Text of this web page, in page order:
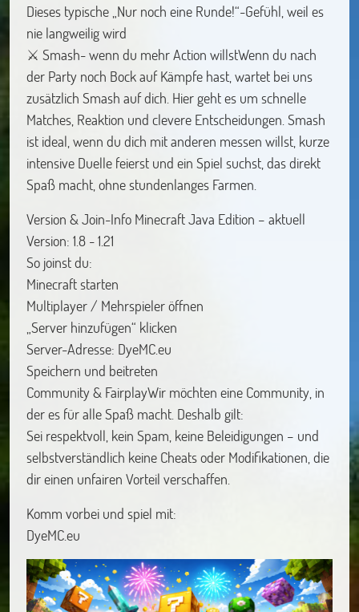
Dieses typische „Nur noch eine Runde!“-Gefühl, weil es
nie langweilig wird
⚔️ Smash- wenn du mehr Action willstWenn du nach
der Party noch Bock auf Kämpfe hast, wartet bei uns
zusätzlich Smash auf dich. Hier geht es um schnelle
Matches, Reaktion und clevere Entscheidungen. Smash
ist ideal, wenn du dich mit anderen messen willst, kurze
intensive Duelle feierst und ein Spiel suchst, das direkt
Spaß macht, ohne stundenlanges Farmen.
Version & Join-Info Minecraft Java Edition – aktuell
Version: 1.8 - 1.21
So joinst du:
Minecraft starten
Multiplayer / Mehrspieler öffnen
„Server hinzufügen“ klicken
Server-Adresse: DyeMC.eu
Speichern und beitreten
Community & FairplayWir möchten eine Community, in
der es für alle Spaß macht. Deshalb gilt:
Sei respektvoll, kein Spam, keine Beleidigungen – und
selbstverständlich keine Cheats oder Modifikationen, die
dir einen unfairen Vorteil verschaffen.
Komm vorbei und spiel mit:
DyeMC.eu